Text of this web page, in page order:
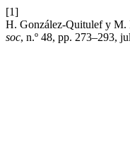
[1]
H. González-Quitulef y M.
soc, n.º 48, pp. 273–293,